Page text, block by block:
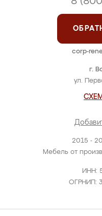
2015 -
Мебель от
ИНН:
ОГРНИП:
г.
ул.
corp-